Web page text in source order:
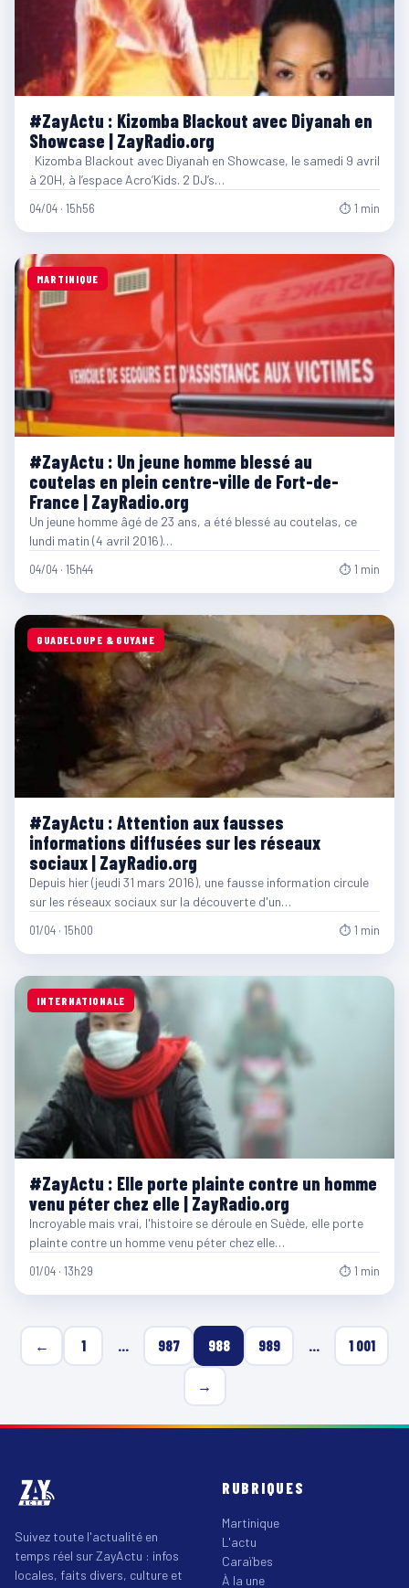
#ZayActu : Kizomba Blackout avec Diyanah en
Showcase | ZayRadio.org
Kizomba Blackout avec Diyanah en Showcase, le samedi 9 avril
à 20H, à l’espace Acro’Kids. 2 DJ’s…
04/04 · 15h56 ⏱ 1 min
MARTINIQUE
#ZayActu : Un jeune homme blessé au
coutelas en plein centre-ville de Fort-de-
France | ZayRadio.org
Un jeune homme âgé de 23 ans, a été blessé au coutelas, ce
lundi matin (4 avril 2016)…
04/04 · 15h44 ⏱ 1 min
GUADELOUPE & GUYANE
#ZayActu : Attention aux fausses
informations diffusées sur les réseaux
sociaux | ZayRadio.org
Depuis hier (jeudi 31 mars 2016), une fausse information circule
sur les réseaux sociaux sur la découverte d'un…
01/04 · 15h00 ⏱ 1 min
INTERNATIONALE
#ZayActu : Elle porte plainte contre un homme
venu péter chez elle | ZayRadio.org
Incroyable mais vrai, l'histoire se déroule en Suède, elle porte
plainte contre un homme venu péter chez elle…
01/04 · 13h29 ⏱ 1 min
← 1 … 987 988 989 … 1 001
→
Suivez toute l'actualité en
temps réel sur ZayActu : infos
locales, faits divers, culture et
RUBRIQUES
Martinique
L'actu
Caraïbes
À la une